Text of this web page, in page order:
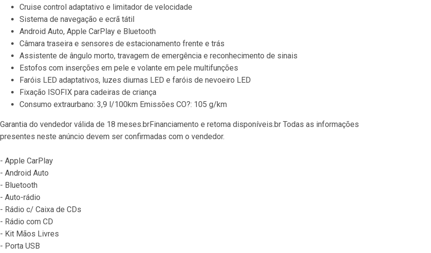
Cruise control adaptativo e limitador de velocidade
Sistema de navegação e ecrã tátil
Android Auto, Apple CarPlay e Bluetooth
Câmara traseira e sensores de estacionamento frente e trás
Assistente de ângulo morto, travagem de emergência e reconhecimento de sinais
Estofos com inserções em pele e volante em pele multifunções
Faróis LED adaptativos, luzes diurnas LED e faróis de nevoeiro LED
Fixação ISOFIX para cadeiras de criança
Consumo extraurbano: 3,9 l/100km Emissões CO?: 105 g/km
Garantia do vendedor válida de 18 meses.brFinanciamento e retoma disponíveis.br Todas as informações
presentes neste anúncio devem ser confirmadas com o vendedor.
- Apple CarPlay
- Android Auto
- Bluetooth
- Auto-rádio
- Rádio c/ Caixa de CDs
- Rádio com CD
- Kit Mãos Livres
- Porta USB